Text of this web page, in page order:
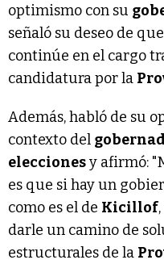
optimismo con su
señaló su deseo de
continúe en el cargo
candidatura por la
Además, habló de su
contexto del
eleccionesy afirmó:
es que si hay un
como es el de Kicillof
darle un camino de
estructurales de la